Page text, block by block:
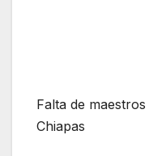
Falta de
Chiapas